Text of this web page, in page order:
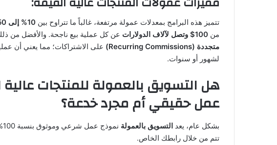
تتميز هذه البرامج بمعدلات عمولة مرتفعة، غالباً ما تتراوح بين 10% إلى 50%
من 100$ وتصل لآلاف الدولارات عن كل عملية بيع ناجحة. والأفضل من
متجددة (Recurring Commissions)
على الاشتراكات؛ مما يعني أن
لشهور أو سنوات.
عمل حقيقي أم مجرد خدعة؟
بشكل عام، يعد التسويق بالعمولة
تتم من خلال رابطك الخاص.